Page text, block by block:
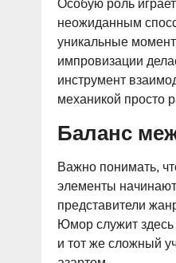
Особую роль
неожиданным
уникальные
импровизации
инструмент
механикой просто
Баланс
Важно понимать,
элементы
представители
Юмор служит здесь
и тот же сложный